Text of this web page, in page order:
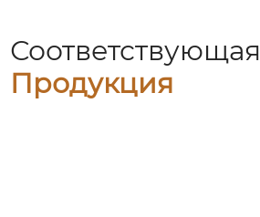
Соответствующая
Продукция